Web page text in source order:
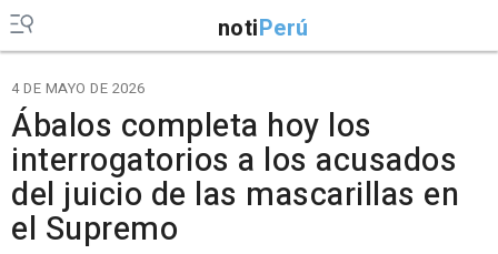
notiPerú
4 DE MAYO DE 2026
Ábalos completa hoy los
interrogatorios a los acusados
del juicio de las mascarillas en
el Supremo